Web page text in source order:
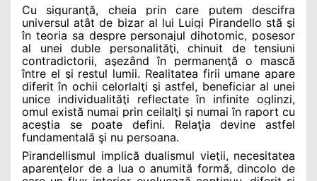
Cu siguranţă, cheia prin care putem descifra
universul atât de bizar al lui Luigi Pirandello stă şi
în teoria sa despre personajul dihotomic, posesor
al unei duble personalităţi, chinuit de tensiuni
contradictorii, aşezând în permanenţă o mască
între el şi restul lumii. Realitatea firii umane apare
diferit în ochii celorlalţi şi astfel, beneficiar al unei
unice individualităţi reflectate în infinite oglinzi,
omul există numai prin ceilalţi şi numai în raport cu
aceştia se poate defini. Relaţia devine astfel
fundamentală şi nu persoana.
Pirandellismul implică dualismul vieţii, necesitatea
aparenţelor de a lua o anumită formă, dincolo de